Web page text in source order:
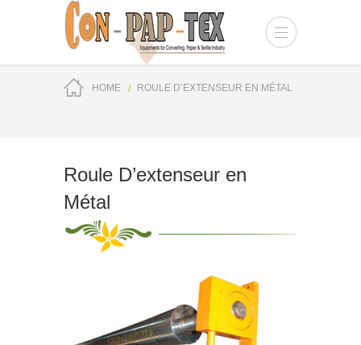
HOME ROULE D’EXTENSEUR EN MÉTAL
Roule D’extenseur en
Métal